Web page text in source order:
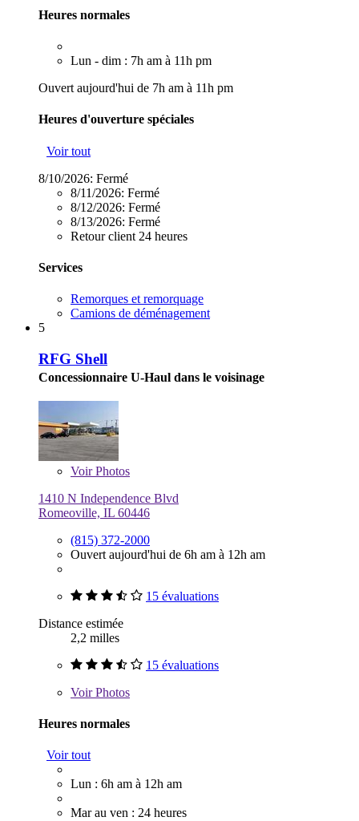
Heures normales
Lun - dim : 7h am à 11h pm
Ouvert aujourd'hui de 7h am à 11h pm
Heures d'ouverture spéciales
Voir tout
8/10/2026: Fermé
8/11/2026: Fermé
8/12/2026: Fermé
8/13/2026: Fermé
Retour client 24 heures
Services
Remorques et remorquage
Camions de déménagement
5
RFG Shell
Concessionnaire U-Haul dans le voisinage
VoirPhotos
1410 N Independence Blvd
Romeoville, IL 60446
(815) 372-2000
Ouvert aujourd'hui de 6h am à 12h am
15 évaluations
Distance estimée
2,2 milles
15 évaluations
VoirPhotos
Heures normales
Voir tout
Lun : 6h am à 12h am
Mar au ven : 24 heures